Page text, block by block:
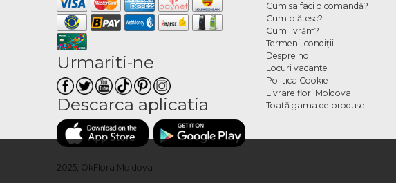
Urmariti-ne
Descarca aplicatia
2025, OkFlora Moldova
Cum sa faci o comandă?
Cum plătesc?
Cum livrăm?
Termeni, condiţii
Despre noi
Locuri vacante
Politica Cookie
Livrare flori Moldova
Toată gama de produse